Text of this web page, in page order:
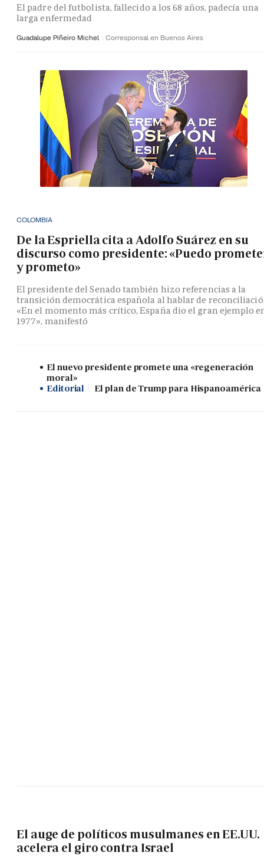
El padre del futbolista, fallecido a los 68 años, padecía una
larga enfermedad
Guadalupe Piñeiro Michel Corresponsal en Buenos Aires
COLOMBIA
De la Espriella cita a Adolfo Suárez en su
discurso como presidente: «Puedo
y prometo»
El presidente del Senado también hizo referencias a la
transición democrática española al hablar de
«En el momento más crítico, España dio el gran ejemplo
1977», manifestó
El nuevo presidente promete una «regeneración
moral»
Editorial
El plan de Trump para Hispanoamérica
El auge de políticos musulmanes en EE.UU.
acelera el giro contra Israel